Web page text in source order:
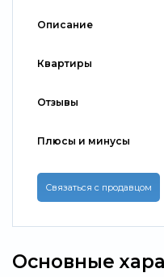
Описание
Квартиры
Отзывы
Плюсы и минусы
Связаться с продавцом
Основные